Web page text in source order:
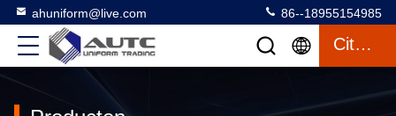
ahuniform@live.com 86--18955154985
Citaat